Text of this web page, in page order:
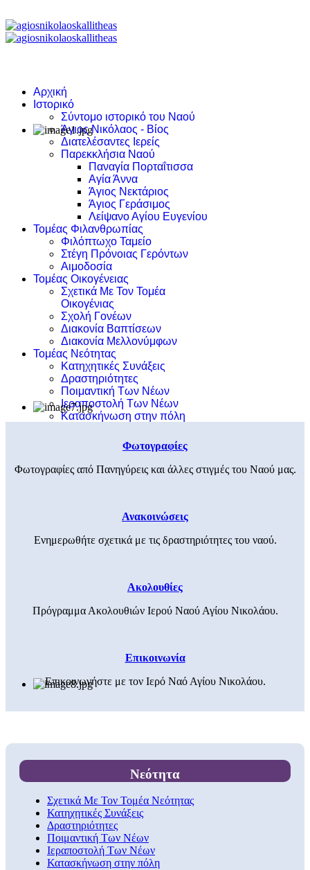
Αρχική
Ιστορικό
Σύντομο ιστορικό του Ναού
Άγιος Νικόλαος - Βίος
Διατελέσαντες Ιερείς
Παρεκκλήσια Ναού
Παναγία Πορταΐτισσα
Αγία Άννα
Άγιος Νεκτάριος
Άγιος Γεράσιμος
Λείψανο Αγίου Ευγενίου
Τομέας Φιλανθρωπίας
Φιλόπτωχο Ταμείο
Στέγη Πρόνοιας Γερόντων
Αιμοδοσία
Τομέας Οικογένειας
Σχετικά Με Τον Τομέα
Οικογένιας
Σχολή Γονέων
Διακονία Βαπτίσεων
Διακονία Μελλονύμφων
Τομέας Νεότητας
Κατηχητικές Συνάξεις
Δραστηριότητες
Ποιμαντική Των Νέων
Ιεραποστολή Των Νέων
Κατασκήνωση στην πόλη
Φωτογραφίες
Φωτογραφίες από Πανηγύρεις και άλλες στιγμές του Ναού μας.
Ανακοινώσεις
Ενημερωθήτε σχετικά με τις δραστηριότητες του ναού.
Ακολουθίες
Πρόγραμμα Ακολουθιών Ιερού Ναού Αγίου Νικολάου.
Επικοινωνία
Επικοινωνήστε με τον Ιερό Ναό Αγίου Νικολάου.
Νεότητα
Σχετικά Με Τον Τομέα Νεότητας
Κατηχητικές Συνάξεις
Δραστηριότητες
Ποιμαντική Των Νέων
Ιεραποστολή Των Νέων
Κατασκήνωση στην πόλη